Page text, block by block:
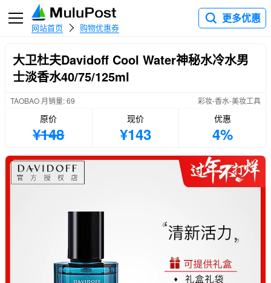
网站首页 购物优惠券
更多优惠
大卫杜夫Davidoff Cool Water神秘水冷水男
士淡香水40/75/125ml
TAOBAO 月销量: 69 彩妆-香水-美妆工具
原价
¥148
现价
¥143
优惠
4%